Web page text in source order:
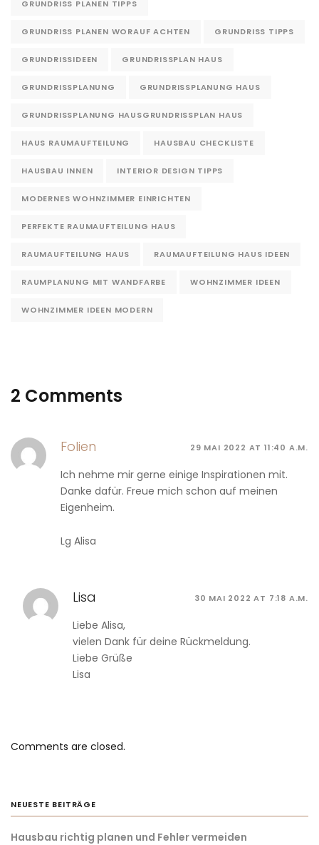
GRUNDRISS PLANEN TIPPS
GRUNDRISS PLANEN WORAUF ACHTEN GRUNDRISS TIPPS
GRUNDRISSIDEEN GRUNDRISSPLAN HAUS
GRUNDRISSPLANUNG GRUNDRISSPLANUNG HAUS
GRUNDRISSPLANUNG HAUSGRUNDRISSPLAN HAUS
HAUS RAUMAUFTEILUNG HAUSBAU CHECKLISTE
HAUSBAU INNEN INTERIOR DESIGN TIPPS
MODERNES WOHNZIMMER EINRICHTEN
PERFEKTE RAUMAUFTEILUNG HAUS
RAUMAUFTEILUNG HAUS RAUMAUFTEILUNG HAUS IDEEN
RAUMPLANUNG MIT WANDFARBE WOHNZIMMER IDEEN
WOHNZIMMER IDEEN MODERN
2 Comments
Folien 29 MAI 2022 AT 11:40 A.M.
Ich nehme mir gerne einige Inspirationen mit.
Danke dafür. Freue mich schon auf meinen
Eigenheim.
Lg Alisa
Lisa 30 MAI 2022 AT 7:18 A.M.
Liebe Alisa,
vielen Dank für deine Rückmeldung.
Liebe Grüße
Lisa
Comments are closed.
NEUESTE BEITRÄGE
Hausbau richtig planen und Fehler vermeiden